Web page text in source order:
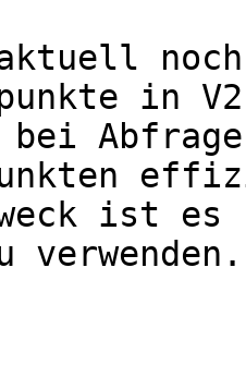
in
Abfrage
ist
verwenden.